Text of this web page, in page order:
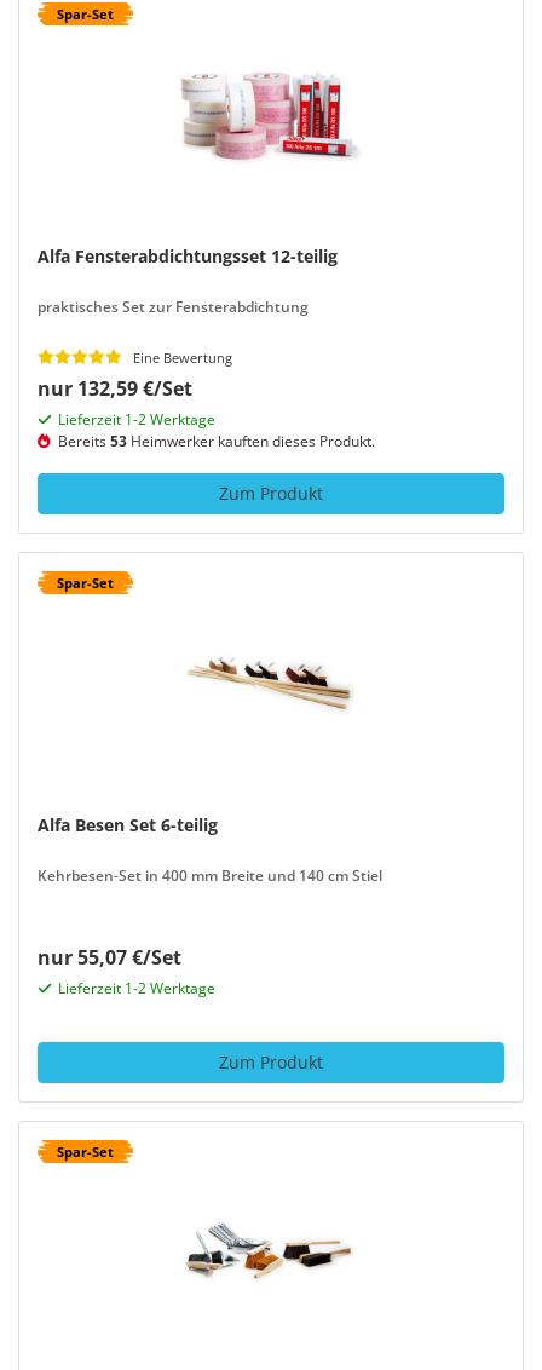
Spar-Set
Alfa Fensterabdichtungsset 12-teilig
praktisches Set zur Fensterabdichtung
Eine Bewertung
nur 132,59 €/Set
Lieferzeit 1-2 Werktage
Bereits53 Heimwerker kauften dieses Produkt.
Zum Produkt
Spar-Set
Alfa Besen Set 6-teilig
Kehrbesen-Set in 400 mm Breite und 140 cm Stiel
nur 55,07 €/Set
Lieferzeit 1-2 Werktage
Zum Produkt
Spar-Set